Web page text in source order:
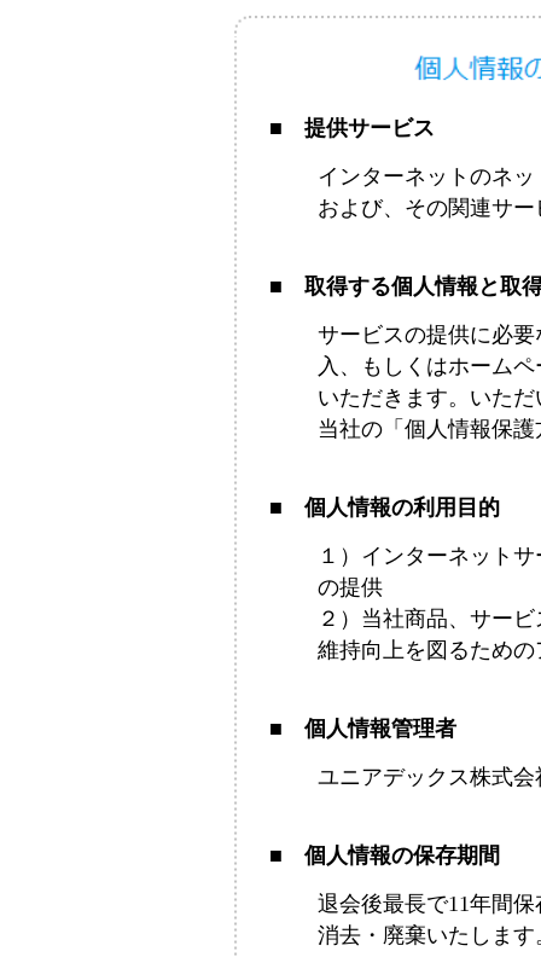
■ 提供サービス
インターネットのネ
および、その関連サー
■ 取得する個人情報と取
サービスの提供に必
入、もしくはホーム
いただきます。いた
当社の「個人情報保
■ 個人情報の利用目的
１）インターネット
の提供
２）当社商品、サー
維持向上を図るため
■ 個人情報管理者
ユニアデックス株式
■ 個人情報の保存期間
退会後最長で11年間
消去・廃棄いたします